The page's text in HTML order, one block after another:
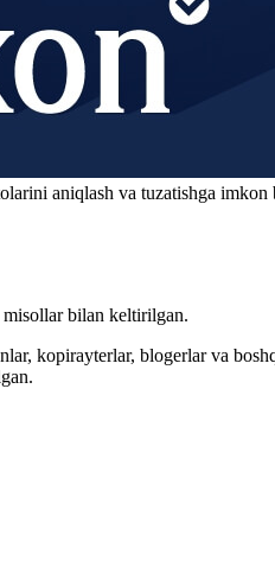
aniqlash va tuzatishga imkon
bilan keltirilgan.
kopirayterlar, blogerlar va